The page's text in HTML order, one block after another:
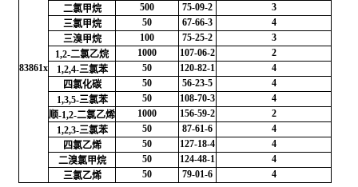
83861x
二氯甲烷
500 75-09-2
3
三氯甲烷
50 67-66-3
4
三溴甲烷
100 75-25-2
3
1,2-二氯乙烷
1000 107-06-2
2
1,2,4-三氯苯
50 120-82-1
4
四氯化碳
50 56-23-5
4
1,3,5-三氯苯
50 108-70-3
4
顺-1,2-二氯乙烯
1000 156-59-2
2
1,2,3-三氯苯
50 87-61-6
4
四氯乙烯
50 127-18-4
4
二溴氯甲烷
50 124-48-1
4
三氯乙烯
50 79-01-6
4